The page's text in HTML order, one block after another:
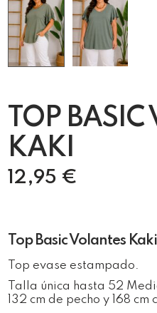
TOP
KAKI
12,95 €
Top Basic Volantes
Top evase estampado.
Talla única hasta 52
132 cm de pecho y 168 cm